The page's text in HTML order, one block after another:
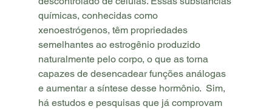
químicas, conhecidas como
xenoestrógenos, têm propriedades
semelhantes ao estrogênio produzido
naturalmente pelo corpo, o que as torna
capazes de desencadear funções análogas
e aumentar a síntese desse hormônio.  Sim,
há estudos e pesquisas que já comprovam